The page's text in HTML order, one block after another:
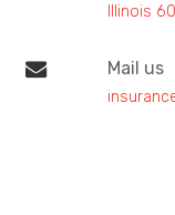
Illinois
Mail us